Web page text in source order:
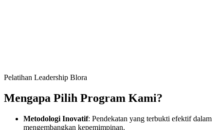
Pelatihan Leadership Blora
Mengapa Pilih Program Kami?
Metodologi Inovatif: Pendekatan yang terbukti efektif dalam
mengembangkan kepemimpinan.